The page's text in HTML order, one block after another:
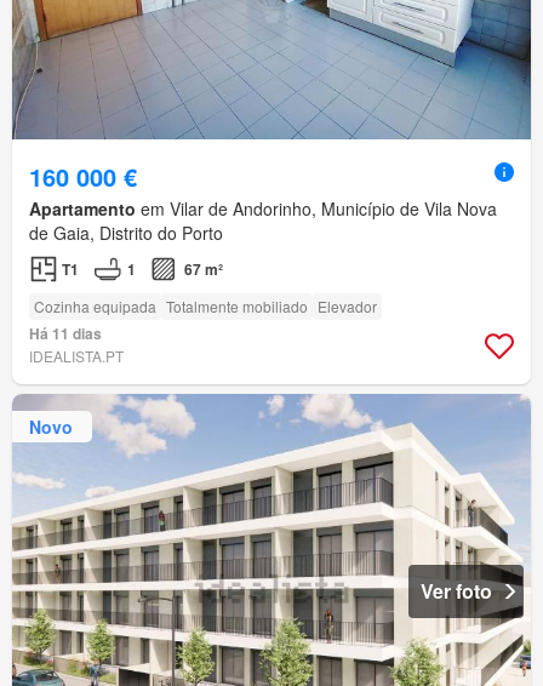
160 000 €
Apartamento em Vilar de Andorinho, Município de Vila Nova
de Gaia, Distrito do Porto
T1 1 67 m²
Cozinha equipada Totalmente mobiliado Elevador
Há 11 dias
IDEALISTA.PT
Novo
Ver foto